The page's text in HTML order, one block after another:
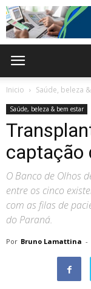
Inicio Saúde, beleza
Saúde, beleza & bem estar
captação
O Banco de Olhos
entre os cinco
com as filas de
do Paraná.
Por Bruno Lamattina -